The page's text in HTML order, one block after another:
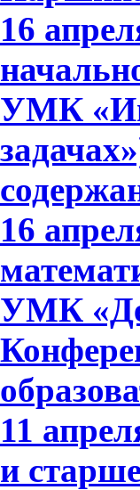
16
УМК
16
УМК
11
и